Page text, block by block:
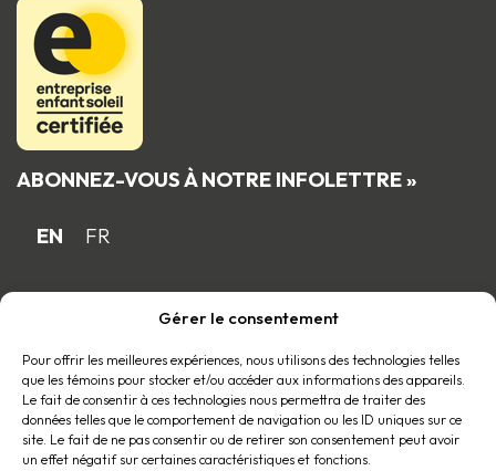
Gérer le consentement
Pour offrir les meilleures expériences, nous utilisons des technologies telles
que les témoins pour stocker et/ou accéder aux informations des appareils.
Le fait de consentir à ces technologies nous permettra de traiter des
données telles que le comportement de navigation ou les ID uniques sur ce
site. Le fait de ne pas consentir ou de retirer son consentement peut avoir
un effet négatif sur certaines caractéristiques et fonctions.
ABONNEZ-VOUS À NOTRE INFOLETTRE »
EN FR
Fière entreprise familiale québécoise
membre du